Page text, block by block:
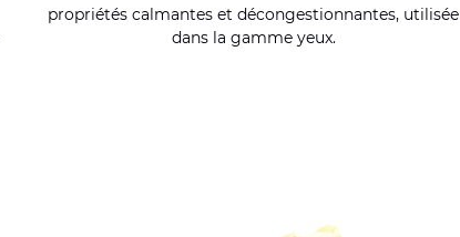
propriétés calmantes et décongestionnantes, utilisée
dans la gamme yeux.